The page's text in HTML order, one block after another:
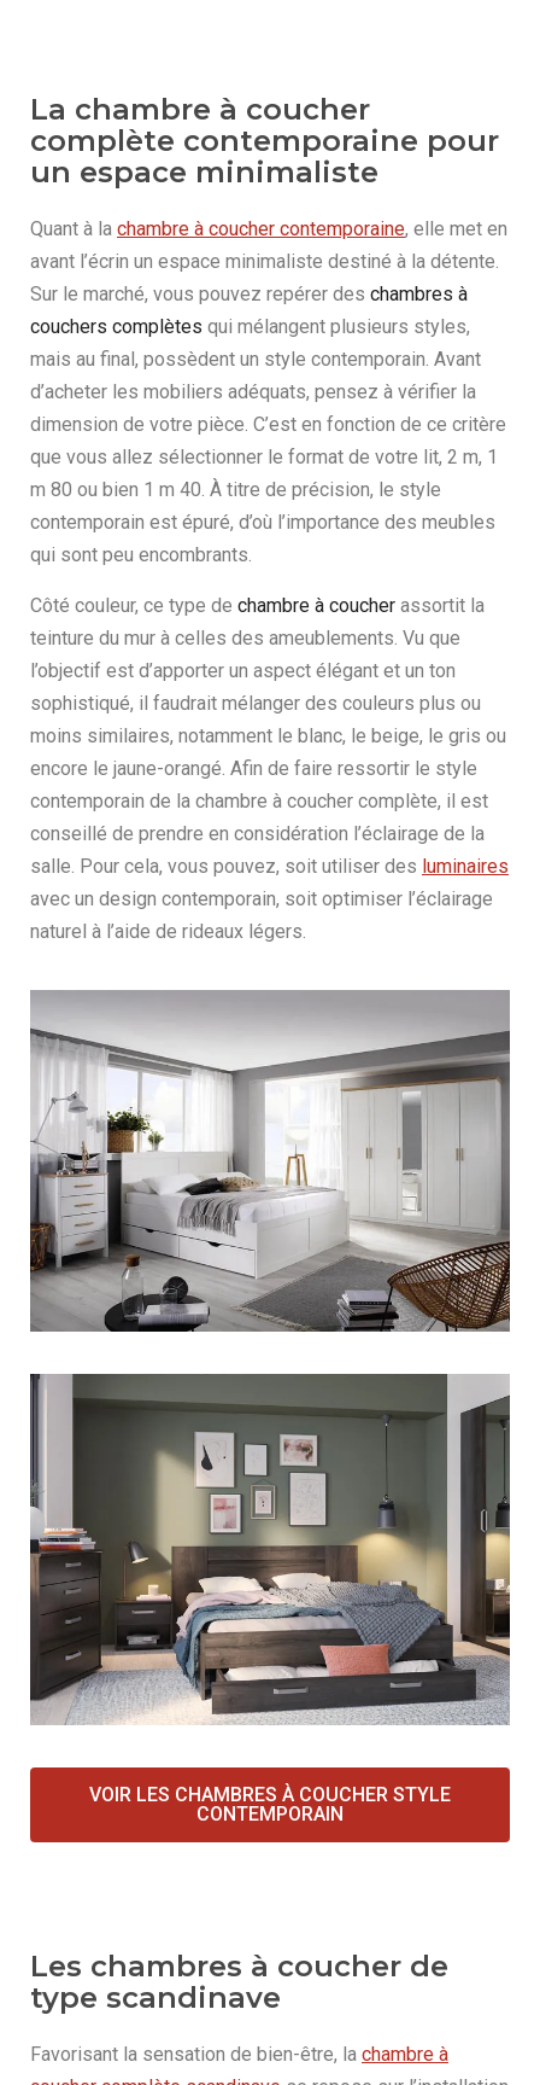
La chambre à coucher
complète contemporaine pour
un espace minimaliste
Quant à la chambre à coucher contemporaine, elle met en
avant l’écrin un espace minimaliste destiné à la détente.
Sur le marché, vous pouvez repérer des chambres à
couchers complètes qui mélangent plusieurs styles,
mais au final, possèdent un style contemporain. Avant
d’acheter les mobiliers adéquats, pensez à vérifier la
dimension de votre pièce. C’est en fonction de ce critère
que vous allez sélectionner le format de votre lit, 2 m, 1
m 80 ou bien 1 m 40. À titre de précision, le style
contemporain est épuré, d’où l’importance des meubles
qui sont peu encombrants.
Côté couleur, ce type de chambre à coucher assortit la
teinture du mur à celles des ameublements. Vu que
l’objectif est d’apporter un aspect élégant et un ton
sophistiqué, il faudrait mélanger des couleurs plus ou
moins similaires, notamment le blanc, le beige, le gris ou
encore le jaune-orangé. Afin de faire ressortir le style
contemporain de la chambre à coucher complète, il est
conseillé de prendre en considération l’éclairage de la
salle. Pour cela, vous pouvez, soit utiliser des luminaires
avec un design contemporain, soit optimiser l’éclairage
naturel à l’aide de rideaux légers.
VOIR LES CHAMBRES À COUCHER STYLE
CONTEMPORAIN
Les chambres à coucher de
type scandinave
Favorisant la sensation de bien-être, la chambre à